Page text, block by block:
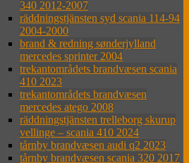
340 2012-2007
räddningstjänsten syd scania 114-94
2004-2000
brand & redning sønderjylland
mercedes sprinter 2004
trekantområdets brandvæsen scania
410 2023
trekantområdets brandvæsen
mercedes atego 2008
räddningstjänsten trelleborg skurup
vellinge – scania 410 2024
tårnby brandvæsen audi q2 2023
tårnby brandvæsen scania 320 2017